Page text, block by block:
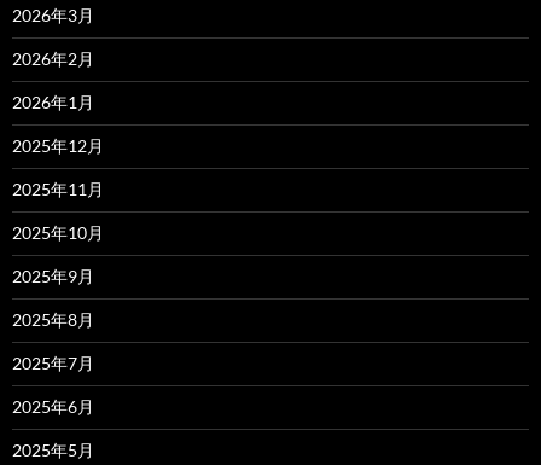
2026年3月
2026年2月
2026年1月
2025年12月
2025年11月
2025年10月
2025年9月
2025年8月
2025年7月
2025年6月
2025年5月